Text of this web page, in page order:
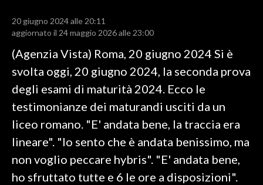
CALCIO
CALCIO REGIONALE
BASKET
VOLLEY
MOTORI
TENNIS
ALTRI SPORT
SPETTACOLI
20 giugno 2024 alle 20:11
aggiornato il 24 maggio 2026 alle 23:00
(Agenzia Vista) Roma, 20 giugno 2024 Si è
svolta oggi, 20 giugno 2024, la seconda prova
degli esami di maturità 2024. Ecco le
testimonianze dei maturandi usciti da un
liceo romano. "E' andata bene, la traccia era
lineare". "Io sento che è andata benissimo, ma
non voglio peccare hybris". "E' andata bene,
ho sfruttato tutte e 6 le ore a disposizioni".